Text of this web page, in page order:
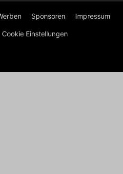
Sponsoren Impressum
Cookie Einstellungen